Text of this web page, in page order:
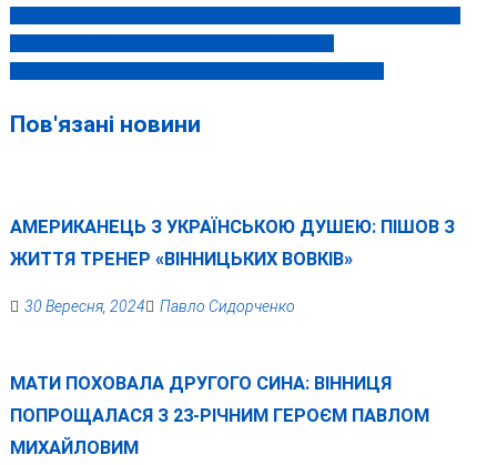
Навігація
записів
Пов'язані новини
АМЕРИКАНЕЦЬ З УКРАЇНСЬКОЮ ДУШЕЮ: ПІШОВ З
ЖИТТЯ ТРЕНЕР «ВІННИЦЬКИХ ВОВКІВ»
30 Вересня, 2024 Павло Сидорченко
МАТИ ПОХОВАЛА ДРУГОГО СИНА: ВІННИЦЯ
ПОПРОЩАЛАСЯ З 23-РІЧНИМ ГЕРОЄМ ПАВЛОМ
МИХАЙЛОВИМ